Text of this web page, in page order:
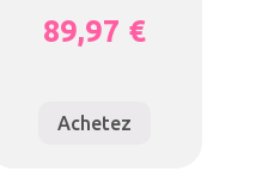
89,97 €
Achetez